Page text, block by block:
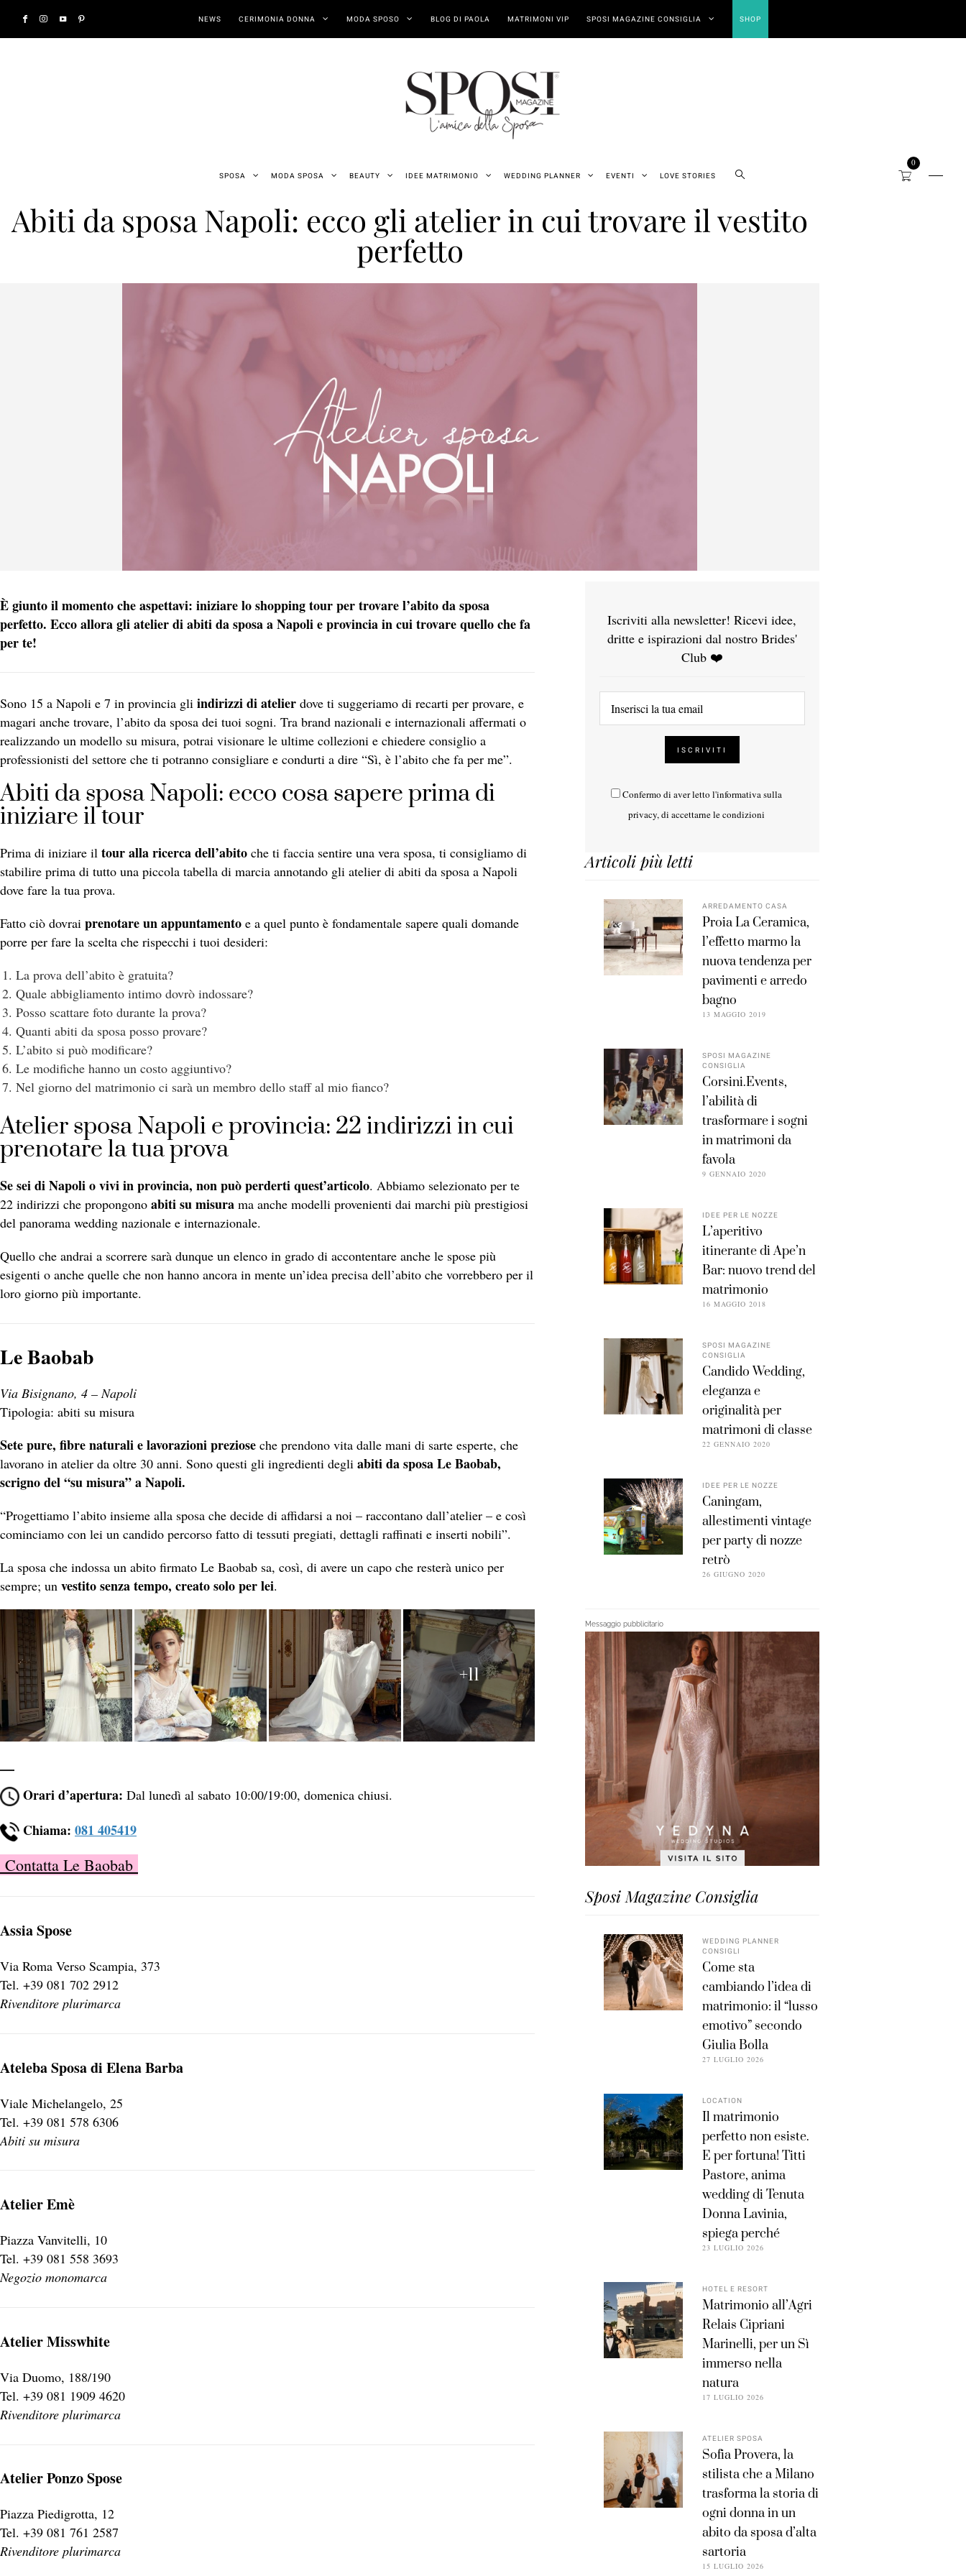
NEWS CERIMONIA DONNA MODA SPOSO BLOG DI PAOLA MATRIMONI VIP SPOSI MAGAZINE CONSIGLIA SHOP
SPOSA MODA SPOSA BEAUTY IDEE MATRIMONIO WEDDING PLANNER EVENTI LOVE STORIES
0
Abiti da sposa Napoli: ecco gli atelier in cui trovare il vestito
perfetto
È giunto il momento che aspettavi: iniziare lo shopping tour per trovare l’abito da sposa
perfetto. Ecco allora gli atelier di abiti da sposa a Napoli e provincia in cui trovare quello che fa
per te!
Sono 15 a Napoli e 7 in provincia gli indirizzi di atelier dove ti suggeriamo di recarti per provare, e
magari anche trovare, l’abito da sposa dei tuoi sogni. Tra brand nazionali e internazionali affermati o
realizzando un modello su misura, potrai visionare le ultime collezioni e chiedere consiglio a
professionisti del settore che ti potranno consigliare e condurti a dire “Sì, è l’abito che fa per me”.
Abiti da sposa Napoli: ecco cosa sapere prima di
iniziare il tour
Prima di iniziare il tour alla ricerca dell’abito che ti faccia sentire una vera sposa, ti consigliamo di
stabilire prima di tutto una piccola tabella di marcia annotando gli atelier di abiti da sposa a Napoli
dove fare la tua prova.
Fatto ciò dovrai prenotare un appuntamento e a quel punto è fondamentale sapere quali domande
porre per fare la scelta che rispecchi i tuoi desideri:
La prova dell’abito è gratuita?
Quale abbigliamento intimo dovrò indossare?
Posso scattare foto durante la prova?
Quanti abiti da sposa posso provare?
L’abito si può modificare?
Le modifiche hanno un costo aggiuntivo?
Nel giorno del matrimonio ci sarà un membro dello staff al mio fianco?
Atelier sposa Napoli e provincia: 22 indirizzi in cui
prenotare la tua prova
Se sei di Napoli o vivi in provincia, non può perderti quest’articolo. Abbiamo selezionato per te
22 indirizzi che propongono abiti su misura ma anche modelli provenienti dai marchi più prestigiosi
del panorama wedding nazionale e internazionale.
Quello che andrai a scorrere sarà dunque un elenco in grado di accontentare anche le spose più
esigenti o anche quelle che non hanno ancora in mente un’idea precisa dell’abito che vorrebbero per il
loro giorno più importante.
Le Baobab
Via Bisignano, 4 – Napoli
Tipologia: abiti su misura
Sete pure, fibre naturali e lavorazioni preziose che prendono vita dalle mani di sarte esperte, che
lavorano in atelier da oltre 30 anni. Sono questi gli ingredienti degli abiti da sposa Le Baobab,
scrigno del “su misura” a Napoli.
“Progettiamo l’abito insieme alla sposa che decide di affidarsi a noi – raccontano dall’atelier – e così
cominciamo con lei un candido percorso fatto di tessuti pregiati, dettagli raffinati e inserti nobili”.
La sposa che indossa un abito firmato Le Baobab sa, così, di avere un capo che resterà unico per
sempre; un vestito senza tempo, creato solo per lei.
+11
Orari d’apertura: Dal lunedì al sabato 10:00/19:00, domenica chiusi.
Chiama: 081 405419
Contatta Le Baobab
Assia Spose
Via Roma Verso Scampia, 373
Tel. +39 081 702 2912
Rivenditore plurimarca
Ateleba Sposa di Elena Barba
Viale Michelangelo, 25
Tel. +39 081 578 6306
Abiti su misura
Atelier Emè
Piazza Vanvitelli, 10
Tel. +39 081 558 3693
Negozio monomarca
Atelier Misswhite
Via Duomo, 188/190
Tel. +39 081 1909 4620
Rivenditore plurimarca
Atelier Ponzo Spose
Piazza Piedigrotta, 12
Tel. +39 081 761 2587
Rivenditore plurimarca
Iscriviti alla newsletter! Ricevi idee,
dritte e ispirazioni dal nostro Brides'
Club ❤️
Confermo di aver letto l'informativa sulla
privacy, di accettarne le condizioni
Articoli più letti
ARREDAMENTO CASA
Proia La Ceramica,
l’effetto marmo la
nuova tendenza per
pavimenti e arredo
bagno
13 MAGGIO 2019
SPOSI MAGAZINE
CONSIGLIA
Corsini.Events,
l’abilità di
trasformare i sogni
in matrimoni da
favola
9 GENNAIO 2020
IDEE PER LE NOZZE
L’aperitivo
itinerante di Ape’n
Bar: nuovo trend del
matrimonio
16 MAGGIO 2018
SPOSI MAGAZINE
CONSIGLIA
Candido Wedding,
eleganza e
originalità per
matrimoni di classe
22 GENNAIO 2020
IDEE PER LE NOZZE
Caningam,
allestimenti vintage
per party di nozze
retrò
26 GIUGNO 2020
Messaggio pubblicitario
Sposi Magazine Consiglia
WEDDING PLANNER
CONSIGLI
Come sta
cambiando l’idea di
matrimonio: il “lusso
emotivo” secondo
Giulia Bolla
27 LUGLIO 2026
LOCATION
Il matrimonio
perfetto non esiste.
E per fortuna! Titti
Pastore, anima
wedding di Tenuta
Donna Lavinia,
spiega perché
23 LUGLIO 2026
HOTEL E RESORT
Matrimonio all’Agri
Relais Cipriani
Marinelli, per un Sì
immerso nella
natura
17 LUGLIO 2026
ATELIER SPOSA
Sofia Provera, la
stilista che a Milano
trasforma la storia di
ogni donna in un
abito da sposa d’alta
sartoria
15 LUGLIO 2026